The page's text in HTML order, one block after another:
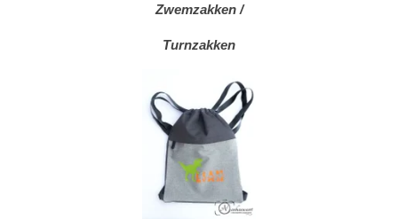
Zwemzakken /
Turnzakken